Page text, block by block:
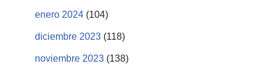
enero 2024 (104)
diciembre 2023 (118)
noviembre 2023 (138)